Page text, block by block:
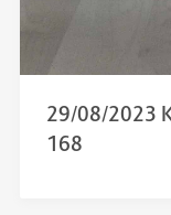
29/08/2023
168